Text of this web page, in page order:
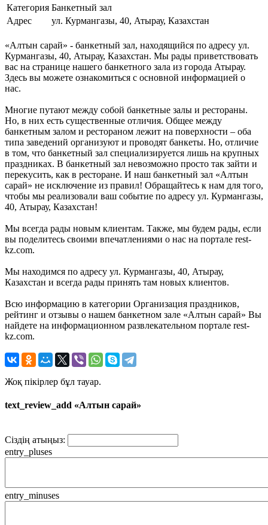
Категория Банкетный зал
Адрес
ул. Курмангазы, 40, Атырау, Казахстан
«Алтын сарай» - банкетный зал, находящийся по адресу ул.
Курмангазы, 40, Атырау, Казахстан. Мы рады приветствовать
вас на странице нашего банкетного зала из города Атырау.
Здесь вы можете ознакомиться с основной информацией о
нас.
Многие путают между собой банкетные залы и рестораны.
Но, в них есть существенные отличия. Общее между
банкетным залом и рестораном лежит на поверхности – оба
типа заведений организуют и проводят банкеты. Но, отличие
в том, что банкетный зал специализируется лишь на крупных
праздниках. В банкетный зал невозможно просто так зайти и
перекусить, как в ресторане. И наш банкетный зал «Алтын
сарай» не исключение из правил! Обращайтесь к нам для того,
чтобы мы реализовали ваш событие по адресу ул. Курмангазы,
40, Атырау, Казахстан!
Мы всегда рады новым клиентам. Также, мы будем рады, если
вы поделитесь своими впечатлениями о нас на портале rest-
kz.com.
Мы находимся по адресу ул. Курмангазы, 40, Атырау,
Казахстан и всегда рады принять там новых клиентов.
Всю информацию в категории Организация праздников,
рейтинг и отзывы о нашем банкетном зале «Алтын сарай» Вы
найдете на информационном развлекательном портале rest-
kz.com.
Жоқ пікірлер бұл тауар.
text_review_add «Алтын сарай»
Сіздің атыңыз:
entry_pluses
entry_minuses